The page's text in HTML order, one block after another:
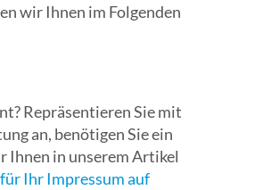
wir Ihnen im Folgenden
Repräsentieren Sie mit
an, benötigen Sie ein
Ihnen in unserem Artikel
Ihr Impressum auf